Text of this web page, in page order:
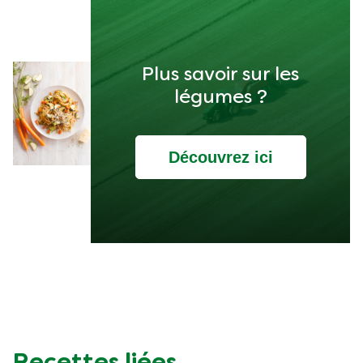
Plus savoir sur les
légumes ?
Découvrez ici